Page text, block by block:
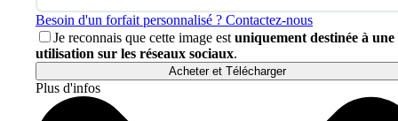
Besoin d'un forfait personnalisé ? Contactez-nous
Je reconnais que cette image est uniquement destinée à une
utilisation sur les réseaux sociaux.
Acheter et Télécharger
Plus d'infos